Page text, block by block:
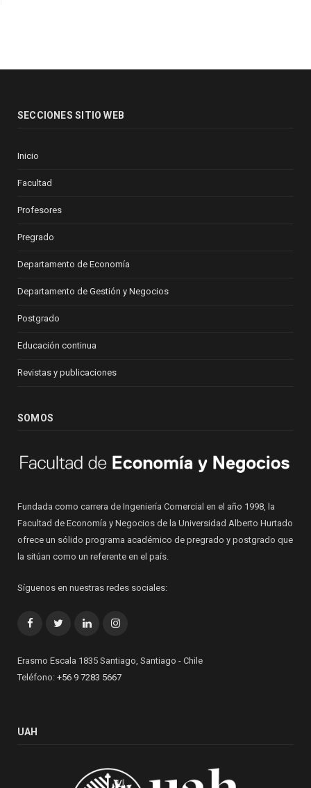
SECCIONES SITIO WEB
Inicio
Facultad
Profesores
Pregrado
Departamento de Economía
Departamento de Gestión y Negocios
Postgrado
Educación continua
Revistas y publicaciones
SOMOS
Fundada como carrera de Ingeniería Comercial en el año 1998, la
Facultad de Economía y Negocios de la Universidad Alberto Hurtado
ofrece un sólido programa académico de pregrado y postgrado que
la sitúan como un referente en el país.
Síguenos en nuestras redes sociales:
FacebookTwitterLinkedInInstagram
Erasmo Escala 1835 Santiago, Santiago - Chile
Teléfono: +56 9 7283 5667
UAH